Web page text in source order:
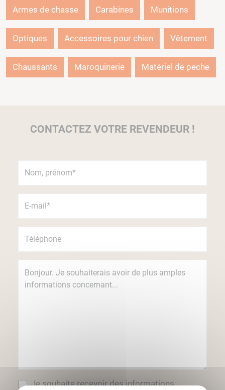
Armes de chasse Carabines Munitions
Optiques Accessoires pour chien Vêtement
Chaussants Maroquinerie Matériel de peche
CONTACTEZ VOTRE REVENDEUR !
Je souhaite recevoir des informations